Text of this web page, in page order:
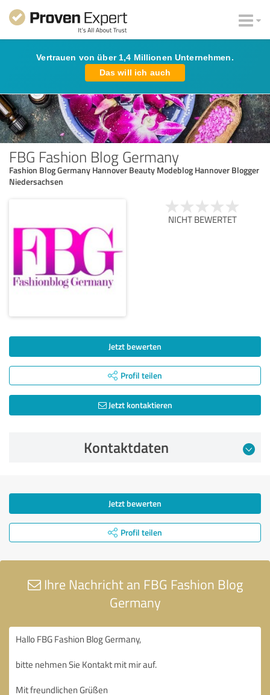
Vertrauen von über 1,4 Millionen Unternehmen.
Das will ich auch
FBG Fashion Blog Germany
Fashion Blog Germany Hannover Beauty Modeblog Hannover Blogger
Niedersachsen
NICHT BEWERTET
Jetzt bewerten
Profil teilen
Jetzt kontaktieren
Kontaktdaten
Jetzt bewerten
Profil teilen
Ihre Nachricht an FBG Fashion Blog
Germany